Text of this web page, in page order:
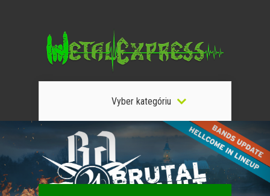
Vyber kategóriu